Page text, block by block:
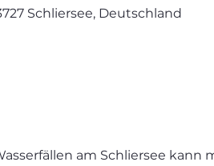
Schliersee, Deutschland
am Schliersee kann